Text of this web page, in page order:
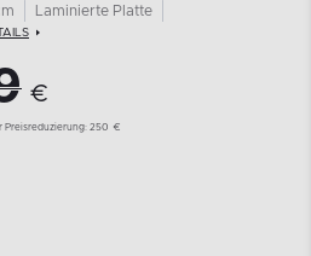
Laminierte Platte
€
Preisreduzierung: 250 €